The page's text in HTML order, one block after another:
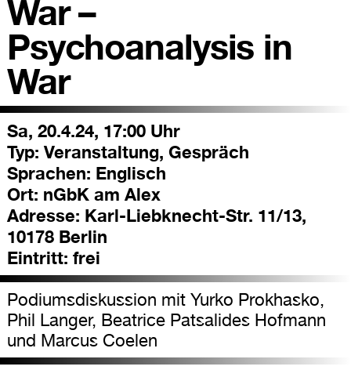
War –
Psychoanalysis in
War
Sa, 20.4.24, 17:00 Uhr
Typ: Veranstaltung, Gespräch
Sprachen: Englisch
Ort: nGbK am Alex
Adresse: Karl-Liebknecht-Str. 11/13,
10178 Berlin
Eintritt: frei
Podiumsdiskussion mit Yurko Prokhasko,
Phil Langer, Beatrice Patsalides Hofmann
und Marcus Coelen